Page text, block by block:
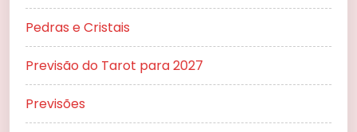
Pedras e Cristais
Previsão do Tarot para 2027
Previsões